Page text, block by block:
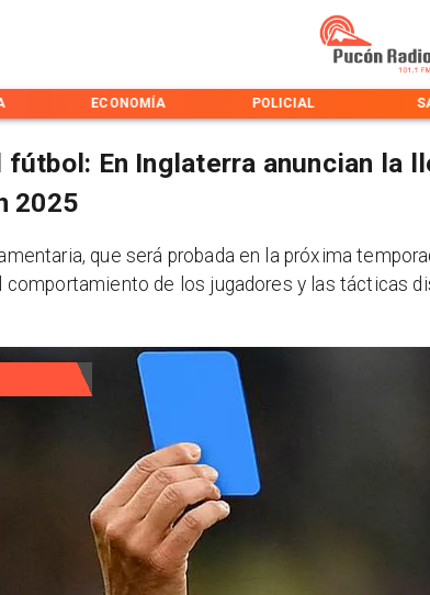
ECONOMÍA POLICIAL
fútbol: En Inglaterra anuncian la
2025
que será probada en la próxima
comportamiento de los jugadores y las tácticas